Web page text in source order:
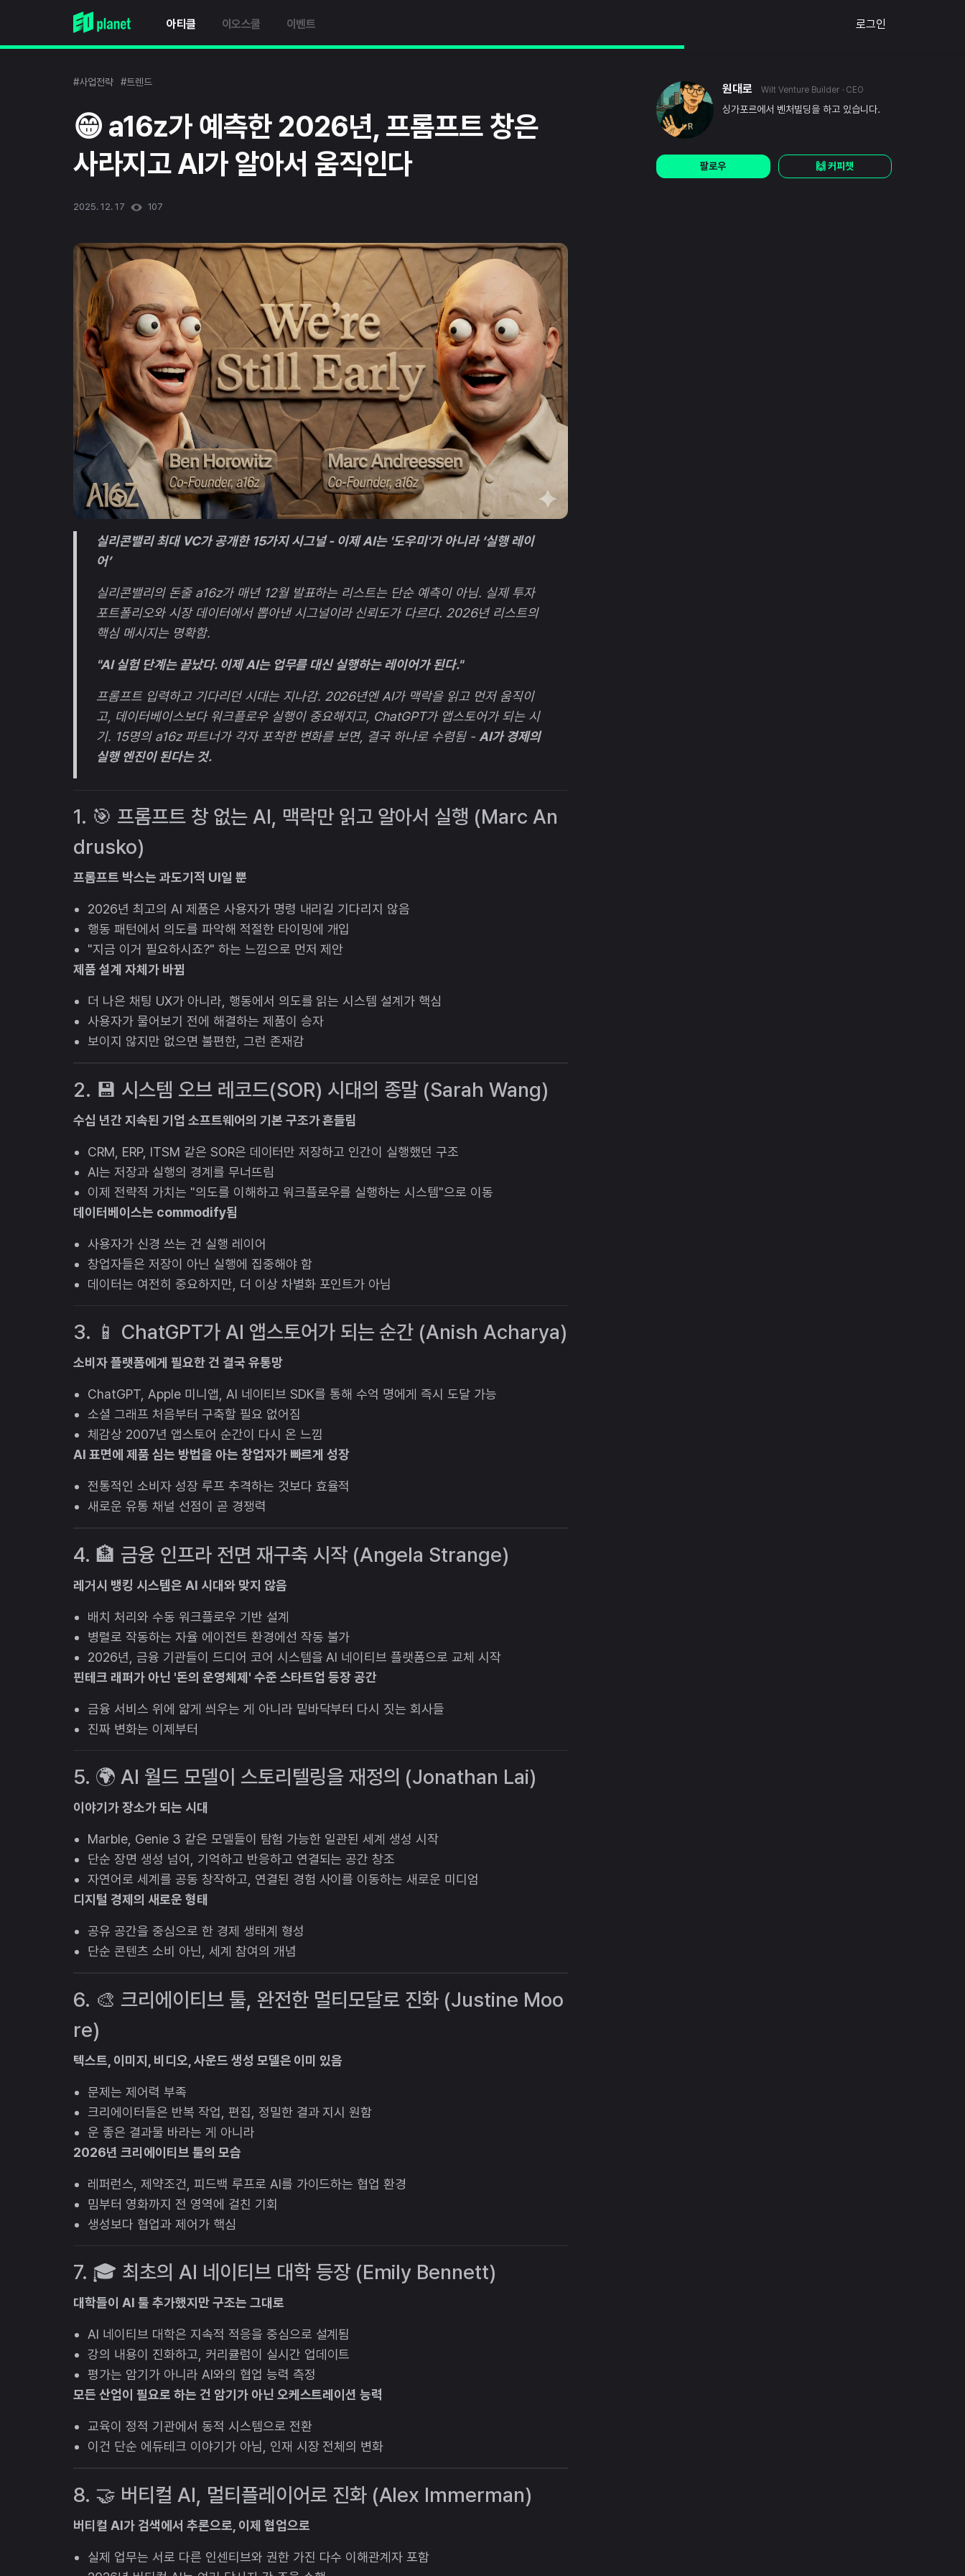
아티클 이오스쿨 이벤트 로그인
#사업전략 #트렌드
😁 a16z가 예측한 2026년, 프롬프트 창은
사라지고 AI가 알아서 움직인다
2025. 12. 17 107
실리콘밸리 최대 VC가 공개한 15가지 시그널 - 이제 AI는 '도우미'가 아니라 ‘실행 레이
어’
실리콘밸리의 돈줄 a16z가 매년 12월 발표하는 리스트는 단순 예측이 아님. 실제 투자
포트폴리오와 시장 데이터에서 뽑아낸 시그널이라 신뢰도가 다르다. 2026년 리스트의
핵심 메시지는 명확함.
"AI 실험 단계는 끝났다. 이제 AI는 업무를 대신 실행하는 레이어가 된다."
프롬프트 입력하고 기다리던 시대는 지나감. 2026년엔 AI가 맥락을 읽고 먼저 움직이
고, 데이터베이스보다 워크플로우 실행이 중요해지고, ChatGPT가 앱스토어가 되는 시
기. 15명의 a16z 파트너가 각자 포착한 변화를 보면, 결국 하나로 수렴됨 - AI가 경제의
실행 엔진이 된다는 것.
1. 🎯 프롬프트 창 없는 AI, 맥락만 읽고 알아서 실행 (Marc An
drusko)
프롬프트 박스는 과도기적 UI일 뿐
2026년 최고의 AI 제품은 사용자가 명령 내리길 기다리지 않음
행동 패턴에서 의도를 파악해 적절한 타이밍에 개입
"지금 이거 필요하시죠?" 하는 느낌으로 먼저 제안
제품 설계 자체가 바뀜
더 나은 채팅 UX가 아니라, 행동에서 의도를 읽는 시스템 설계가 핵심
사용자가 물어보기 전에 해결하는 제품이 승자
보이지 않지만 없으면 불편한, 그런 존재감
2. 💾 시스템 오브 레코드(SOR) 시대의 종말 (Sarah Wang)
수십 년간 지속된 기업 소프트웨어의 기본 구조가 흔들림
CRM, ERP, ITSM 같은 SOR은 데이터만 저장하고 인간이 실행했던 구조
AI는 저장과 실행의 경계를 무너뜨림
이제 전략적 가치는 "의도를 이해하고 워크플로우를 실행하는 시스템"으로 이동
데이터베이스는 commodify됨
사용자가 신경 쓰는 건 실행 레이어
창업자들은 저장이 아닌 실행에 집중해야 함
데이터는 여전히 중요하지만, 더 이상 차별화 포인트가 아님
3. 📱 ChatGPT가 AI 앱스토어가 되는 순간 (Anish Acharya)
소비자 플랫폼에게 필요한 건 결국 유통망
ChatGPT, Apple 미니앱, AI 네이티브 SDK를 통해 수억 명에게 즉시 도달 가능
소셜 그래프 처음부터 구축할 필요 없어짐
체감상 2007년 앱스토어 순간이 다시 온 느낌
AI 표면에 제품 심는 방법을 아는 창업자가 빠르게 성장
전통적인 소비자 성장 루프 추격하는 것보다 효율적
새로운 유통 채널 선점이 곧 경쟁력
4. 🏦 금융 인프라 전면 재구축 시작 (Angela Strange)
레거시 뱅킹 시스템은 AI 시대와 맞지 않음
배치 처리와 수동 워크플로우 기반 설계
병렬로 작동하는 자율 에이전트 환경에선 작동 불가
2026년, 금융 기관들이 드디어 코어 시스템을 AI 네이티브 플랫폼으로 교체 시작
핀테크 래퍼가 아닌 '돈의 운영체제' 수준 스타트업 등장 공간
금융 서비스 위에 얇게 씌우는 게 아니라 밑바닥부터 다시 짓는 회사들
진짜 변화는 이제부터
5. 🌍 AI 월드 모델이 스토리텔링을 재정의 (Jonathan Lai)
이야기가 장소가 되는 시대
Marble, Genie 3 같은 모델들이 탐험 가능한 일관된 세계 생성 시작
단순 장면 생성 넘어, 기억하고 반응하고 연결되는 공간 창조
자연어로 세계를 공동 창작하고, 연결된 경험 사이를 이동하는 새로운 미디엄
디지털 경제의 새로운 형태
공유 공간을 중심으로 한 경제 생태계 형성
단순 콘텐츠 소비 아닌, 세계 참여의 개념
6. 🎨 크리에이티브 툴, 완전한 멀티모달로 진화 (Justine Moo
re)
텍스트, 이미지, 비디오, 사운드 생성 모델은 이미 있음
문제는 제어력 부족
크리에이터들은 반복 작업, 편집, 정밀한 결과 지시 원함
운 좋은 결과물 바라는 게 아니라
2026년 크리에이티브 툴의 모습
레퍼런스, 제약조건, 피드백 루프로 AI를 가이드하는 협업 환경
밈부터 영화까지 전 영역에 걸친 기회
생성보다 협업과 제어가 핵심
7. 🎓 최초의 AI 네이티브 대학 등장 (Emily Bennett)
대학들이 AI 툴 추가했지만 구조는 그대로
AI 네이티브 대학은 지속적 적응을 중심으로 설계됨
강의 내용이 진화하고, 커리큘럼이 실시간 업데이트
평가는 암기가 아니라 AI와의 협업 능력 측정
모든 산업이 필요로 하는 건 암기가 아닌 오케스트레이션 능력
교육이 정적 기관에서 동적 시스템으로 전환
이건 단순 에듀테크 이야기가 아님, 인재 시장 전체의 변화
8. 🤝 버티컬 AI, 멀티플레이어로 진화 (Alex Immerman)
버티컬 AI가 검색에서 추론으로, 이제 협업으로
실제 업무는 서로 다른 인센티브와 권한 가진 다수 이해관계자 포함
원대로 Wilt Venture Builder · CEO
싱가포르에서 벤처빌딩을 하고 있습니다.
팔로우 🙌 커피챗